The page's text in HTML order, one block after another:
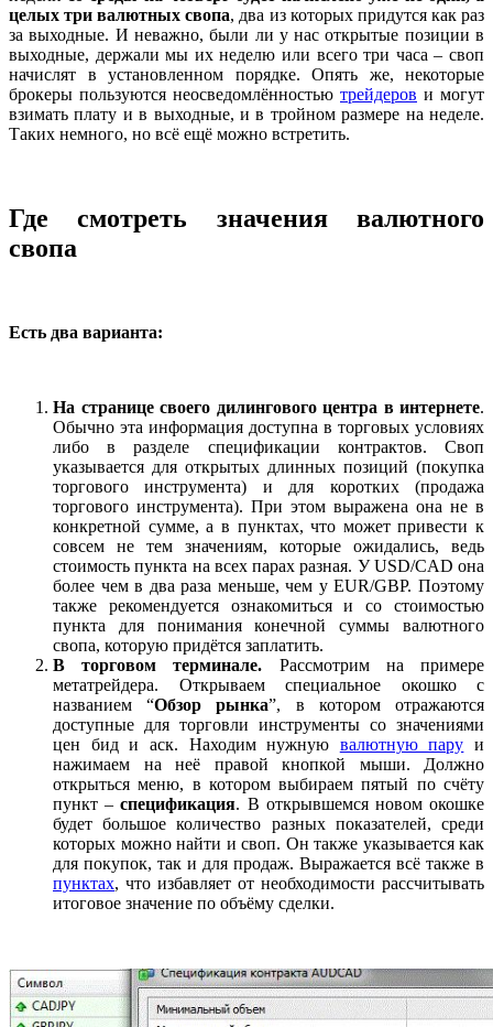
целых три валютных свопа, два из которых придутся как раз
за выходные. И неважно, были ли у нас открытые позиции в
выходные, держали мы их неделю или всего три часа – своп
начислят в установленном порядке. Опять же, некоторые
брокеры пользуются неосведомлённостью трейдеров и могут
взимать плату и в выходные, и в тройном размере на неделе.
Таких немного, но всё ещё можно встретить.
Где смотреть значения валютного
свопа
Есть два варианта:
На странице своего дилингового центра в интернете.
Обычно эта информация доступна в торговых условиях
либо в разделе спецификации контрактов. Своп
указывается для открытых длинных позиций (покупка
торгового инструмента) и для коротких (продажа
торгового инструмента). При этом выражена она не в
конкретной сумме, а в пунктах, что может привести к
совсем не тем значениям, которые ожидались, ведь
стоимость пункта на всех парах разная. У USD/CAD она
более чем в два раза меньше, чем у EUR/GBP. Поэтому
также рекомендуется ознакомиться и со стоимостью
пункта для понимания конечной суммы валютного
свопа, которую придётся заплатить.
В торговом терминале. Рассмотрим на примере
метатрейдера. Открываем специальное окошко с
названием “Обзор рынка”, в котором отражаются
доступные для торговли инструменты со значениями
цен бид и аск. Находим нужную валютную пару и
нажимаем на неё правой кнопкой мыши. Должно
открыться меню, в котором выбираем пятый по счёту
пункт –спецификация. В открывшемся новом окошке
будет большое количество разных показателей, среди
которых можно найти и своп. Он также указывается как
для покупок, так и для продаж. Выражается всё также в
пунктах, что избавляет от необходимости рассчитывать
итоговое значение по объёму сделки.